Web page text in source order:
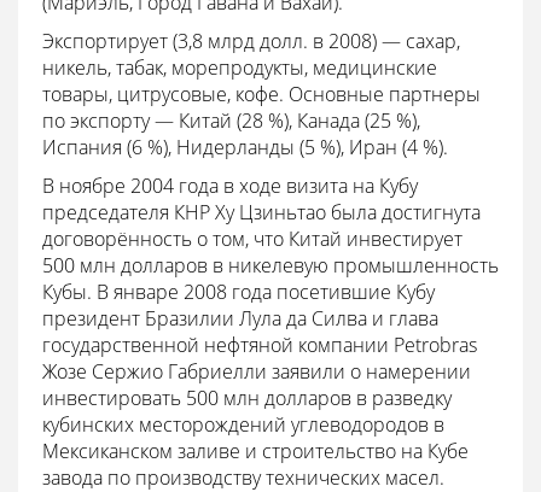
Экспортирует (3,8 млрд долл. в 2008) — сахар,
никель, табак, морепродукты, медицинские
товары, цитрусовые, кофе. Основные партнеры
по экспорту — Китай (28 %), Канада (25 %),
Испания (6 %), Нидерланды (5 %), Иран (4 %).
В ноябре 2004 года в ходе визита на Кубу
председателя КНР Ху Цзиньтао была достигнута
договорённость о том, что Китай инвестирует
500 млн долларов в никелевую промышленность
Кубы. В январе 2008 года посетившие Кубу
президент Бразилии Лула да Силва и глава
государственной нефтяной компании Petrobras
Жозе Сержио Габриелли заявили о намерении
инвестировать 500 млн долларов в разведку
кубинских месторождений углеводородов в
Мексиканском заливе и строительство на Кубе
завода по производству технических масел.